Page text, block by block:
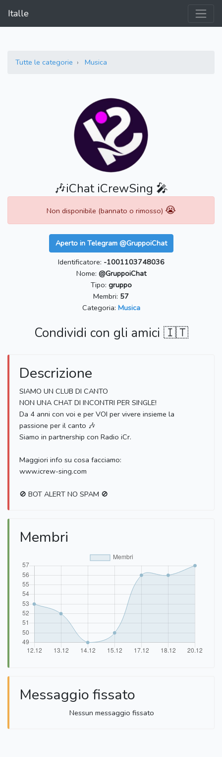
Italle
Tutte le categorie Musica
🎶iChat iCrewSing 🎤
Non disponibile (bannato o rimosso) 😭
Aperto in Telegram @GruppoiChat
Identificatore: -1001103748036
Nome: @GruppoiChat
Tipo: gruppo
Membri: 57
Categoria: Musica
Condividi con gli amici 🇮🇹
Descrizione
SIAMO UN CLUB DI CANTO
NON UNA CHAT DI INCONTRI PER SINGLE!
Da 4 anni con voi e per VOI per vivere insieme la
passione per il canto 🎶
Siamo in partnership con Radio iCr.
Maggiori info su cosa facciamo:
www.icrew-sing.com
🚫 BOT ALERT NO SPAM 🚫
Membri
Messaggio fissato
Nessun messaggio fissato